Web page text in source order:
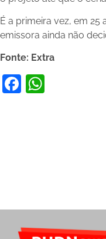
É a primeira vez, em 25
emissora ainda não
Fonte: Extra
Facebook